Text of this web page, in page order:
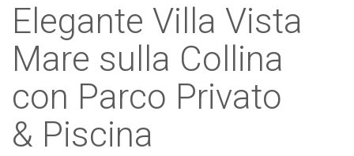
Elegante Villa Vista
Mare sulla Collina
con Parco Privato
& Piscina